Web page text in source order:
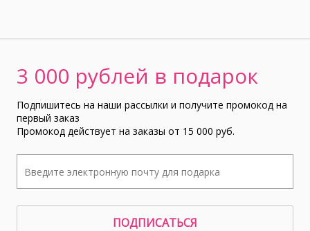
3 000 рублей в подарок
Подпишитесь на наши рассылки и получите промокод на
первый заказ
Промокод действует на заказы от 15 000 руб.
ПОДПИСАТЬСЯ